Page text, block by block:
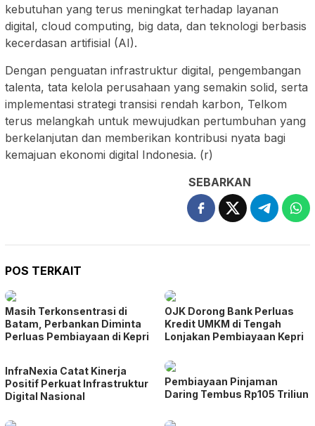
kebutuhan yang terus meningkat terhadap layanan
digital, cloud computing, big data, dan teknologi berbasis
kecerdasan artifisial (AI).
Dengan penguatan infrastruktur digital, pengembangan
talenta, tata kelola perusahaan yang semakin solid, serta
implementasi strategi transisi rendah karbon, Telkom
terus melangkah untuk mewujudkan pertumbuhan yang
berkelanjutan dan memberikan kontribusi nyata bagi
kemajuan ekonomi digital Indonesia. (r)
SEBARKAN
POS TERKAIT
Masih Terkonsentrasi di
Batam, Perbankan Diminta
Perluas Pembiayaan di Kepri
OJK Dorong Bank Perluas
Kredit UMKM di Tengah
Lonjakan Pembiayaan Kepri
InfraNexia Catat Kinerja
Positif Perkuat Infrastruktur
Digital Nasional
Pembiayaan Pinjaman
Daring Tembus Rp105 Triliun